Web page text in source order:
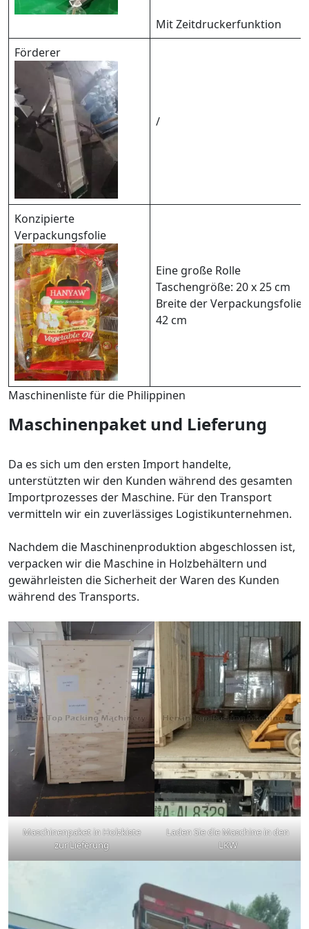
Mit Zeitdruckerfunktion
Förderer
/
Konzipierte
Verpackungsfolie
Eine große Rolle
Taschengröße: 20 x 25 cm
Breite der Verpackungsfolie:
42 cm
Maschinenliste für die Philippinen
Maschinenpaket und Lieferung
Da es sich um den ersten Import handelte,
unterstützten wir den Kunden während des gesamten
Importprozesses der Maschine. Für den Transport
vermitteln wir ein zuverlässiges Logistikunternehmen.
Nachdem die Maschinenproduktion abgeschlossen ist,
verpacken wir die Maschine in Holzbehältern und
gewährleisten die Sicherheit der Waren des Kunden
während des Transports.
Maschinenpaket in Holzkiste
zur Lieferung
Laden Sie die Maschine in den
LKW